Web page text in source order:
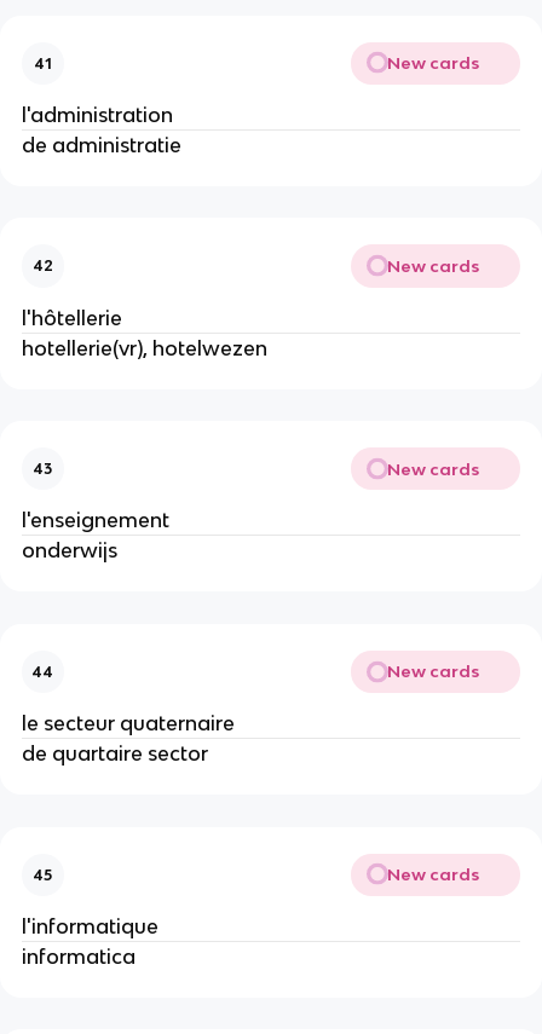
41 New cards
l'administration
de administratie
42 New cards
l'hôtellerie
hotellerie(vr), hotelwezen
43 New cards
l'enseignement
onderwijs
44 New cards
le secteur quaternaire
de quartaire sector
45 New cards
l'informatique
informatica